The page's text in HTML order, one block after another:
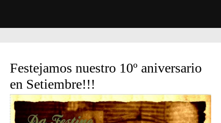
Festejamos nuestro 10º aniversario
en Setiembre!!!